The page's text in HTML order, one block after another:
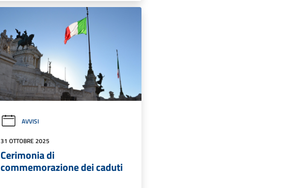
AVVISI
31 OTTOBRE 2025
Cerimonia di
commemorazione dei caduti